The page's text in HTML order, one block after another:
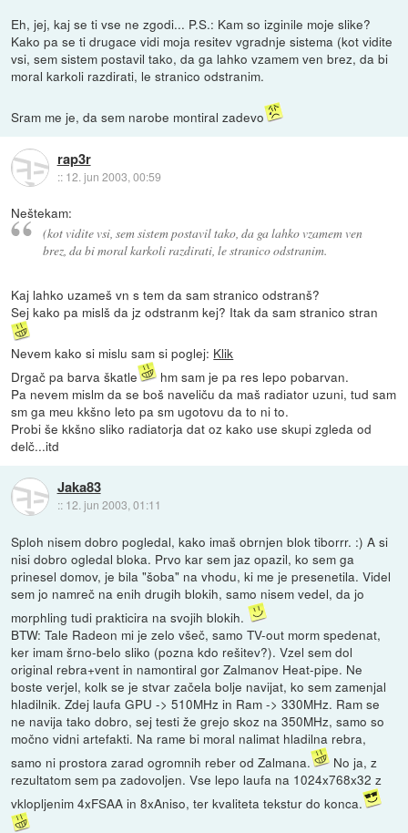
Eh, jej, kaj se ti vse ne zgodi... P.S.: Kam so izginile moje slike?
Kako pa se ti drugace vidi moja resitev vgradnje sistema (kot vidite
vsi, sem sistem postavil tako, da ga lahko vzamem ven brez, da bi
moral karkoli razdirati, le stranico odstranim.
Sram me je, da sem narobe montiral zadevo
rap3r
:: 12. jun 2003, 00:59
Neštekam:
(kot vidite vsi, sem sistem postavil tako, da ga lahko vzamem ven
brez, da bi moral karkoli razdirati, le stranico odstranim.
Kaj lahko uzameš vn s tem da sam stranico odstranš?
Sej kako pa mislš da jz odstranm kej? Itak da sam stranico stran
Nevem kako si mislu sam si poglej: Klik
Drgač pa barva škatle
hm sam je pa res lepo pobarvan.
Pa nevem mislm da se boš naveliču da maš radiator uzuni, tud sam
sm ga meu kkšno leto pa sm ugotovu da to ni to.
Probi še kkšno sliko radiatorja dat oz kako use skupi zgleda od
delč...itd
Jaka83
:: 12. jun 2003, 01:11
Sploh nisem dobro pogledal, kako imaš obrnjen blok tiborrr. :) A si
nisi dobro ogledal bloka. Prvo kar sem jaz opazil, ko sem ga
prinesel domov, je bila "šoba" na vhodu, ki me je presenetila. Videl
sem jo namreč na enih drugih blokih, samo nisem vedel, da jo
morphling tudi prakticira na svojih blokih.
BTW: Tale Radeon mi je zelo všeč, samo TV-out morm spedenat,
ker imam šrno-belo sliko (pozna kdo rešitev?). Vzel sem dol
original rebra+vent in namontiral gor Zalmanov Heat-pipe. Ne
boste verjel, kolk se je stvar začela bolje navijat, ko sem zamenjal
hladilnik. Zdej laufa GPU -> 510MHz in Ram -> 330MHz. Ram se
ne navija tako dobro, sej testi že grejo skoz na 350MHz, samo so
močno vidni artefakti. Na rame bi moral nalimat hladilna rebra,
samo ni prostora zarad ogromnih reber od Zalmana.
No ja, z
rezultatom sem pa zadovoljen. Vse lepo laufa na 1024x768x32 z
vklopljenim 4xFSAA in 8xAniso, ter kvaliteta tekstur do konca.